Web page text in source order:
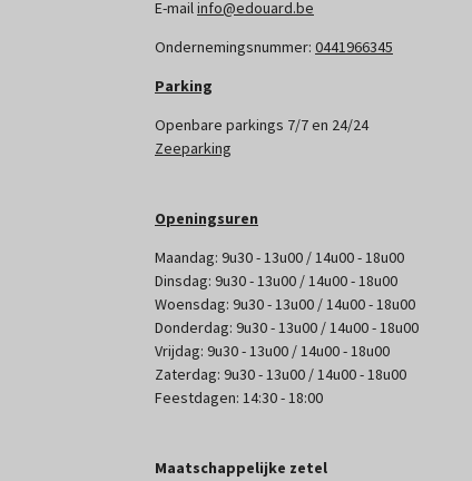
E-mailinfo@edouard.be
Ondernemingsnummer: 0441966345
Parking
Openbare parkings 7/7 en 24/24
Zeeparking
Openingsuren
Maandag: 9u30 - 13u00 / 14u00 - 18u00
Dinsdag: 9u30 - 13u00 / 14u00 - 18u00
Woensdag: 9u30 - 13u00 / 14u00 - 18u00
Donderdag: 9u30 - 13u00 / 14u00 - 18u00
Vrijdag: 9u30 - 13u00 / 14u00 - 18u00
Zaterdag: 9u30 - 13u00 / 14u00 - 18u00
Feestdagen: 14:30 - 18:00
Maatschappelijke zetel